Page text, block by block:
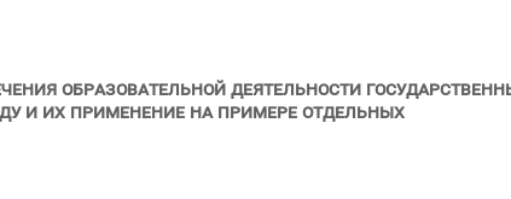
образовательной деятельности
и их применение на примере отдельных